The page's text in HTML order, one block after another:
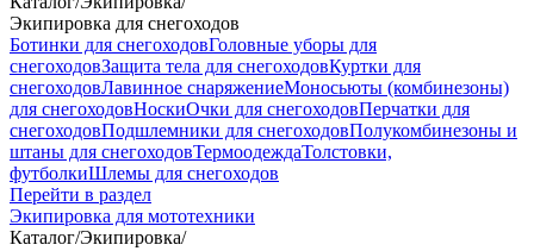
Экипировка для снегоходов
Ботинки для снегоходовГоловные уборы для
снегоходовЗащита тела для снегоходовКуртки для
снегоходовЛавинное снаряжениеМоносьюты (комбинезоны)
для снегоходовНоскиОчки для снегоходовПерчатки для
снегоходовПодшлемники для снегоходовПолукомбинезоны и
штаны для снегоходовТермоодеждаТолстовки,
футболкиШлемы для снегоходов
Перейти в раздел
Экипировка для мототехники
Каталог/Экипировка/